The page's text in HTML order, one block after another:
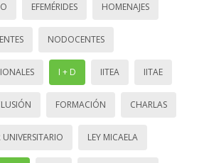
EFEMÉRIDES HOMENAJES
NODOCENTES
I + D IITEA IITAE
FORMACIÓN CHARLAS
UNIVERSITARIO LEY MICAELA